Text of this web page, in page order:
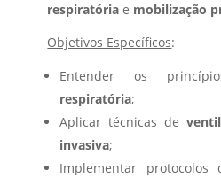
respiratória e mobilização
Objetivos Específicos:
Entender os
respiratória;
Aplicar técnicas de
invasiva;
Implementar